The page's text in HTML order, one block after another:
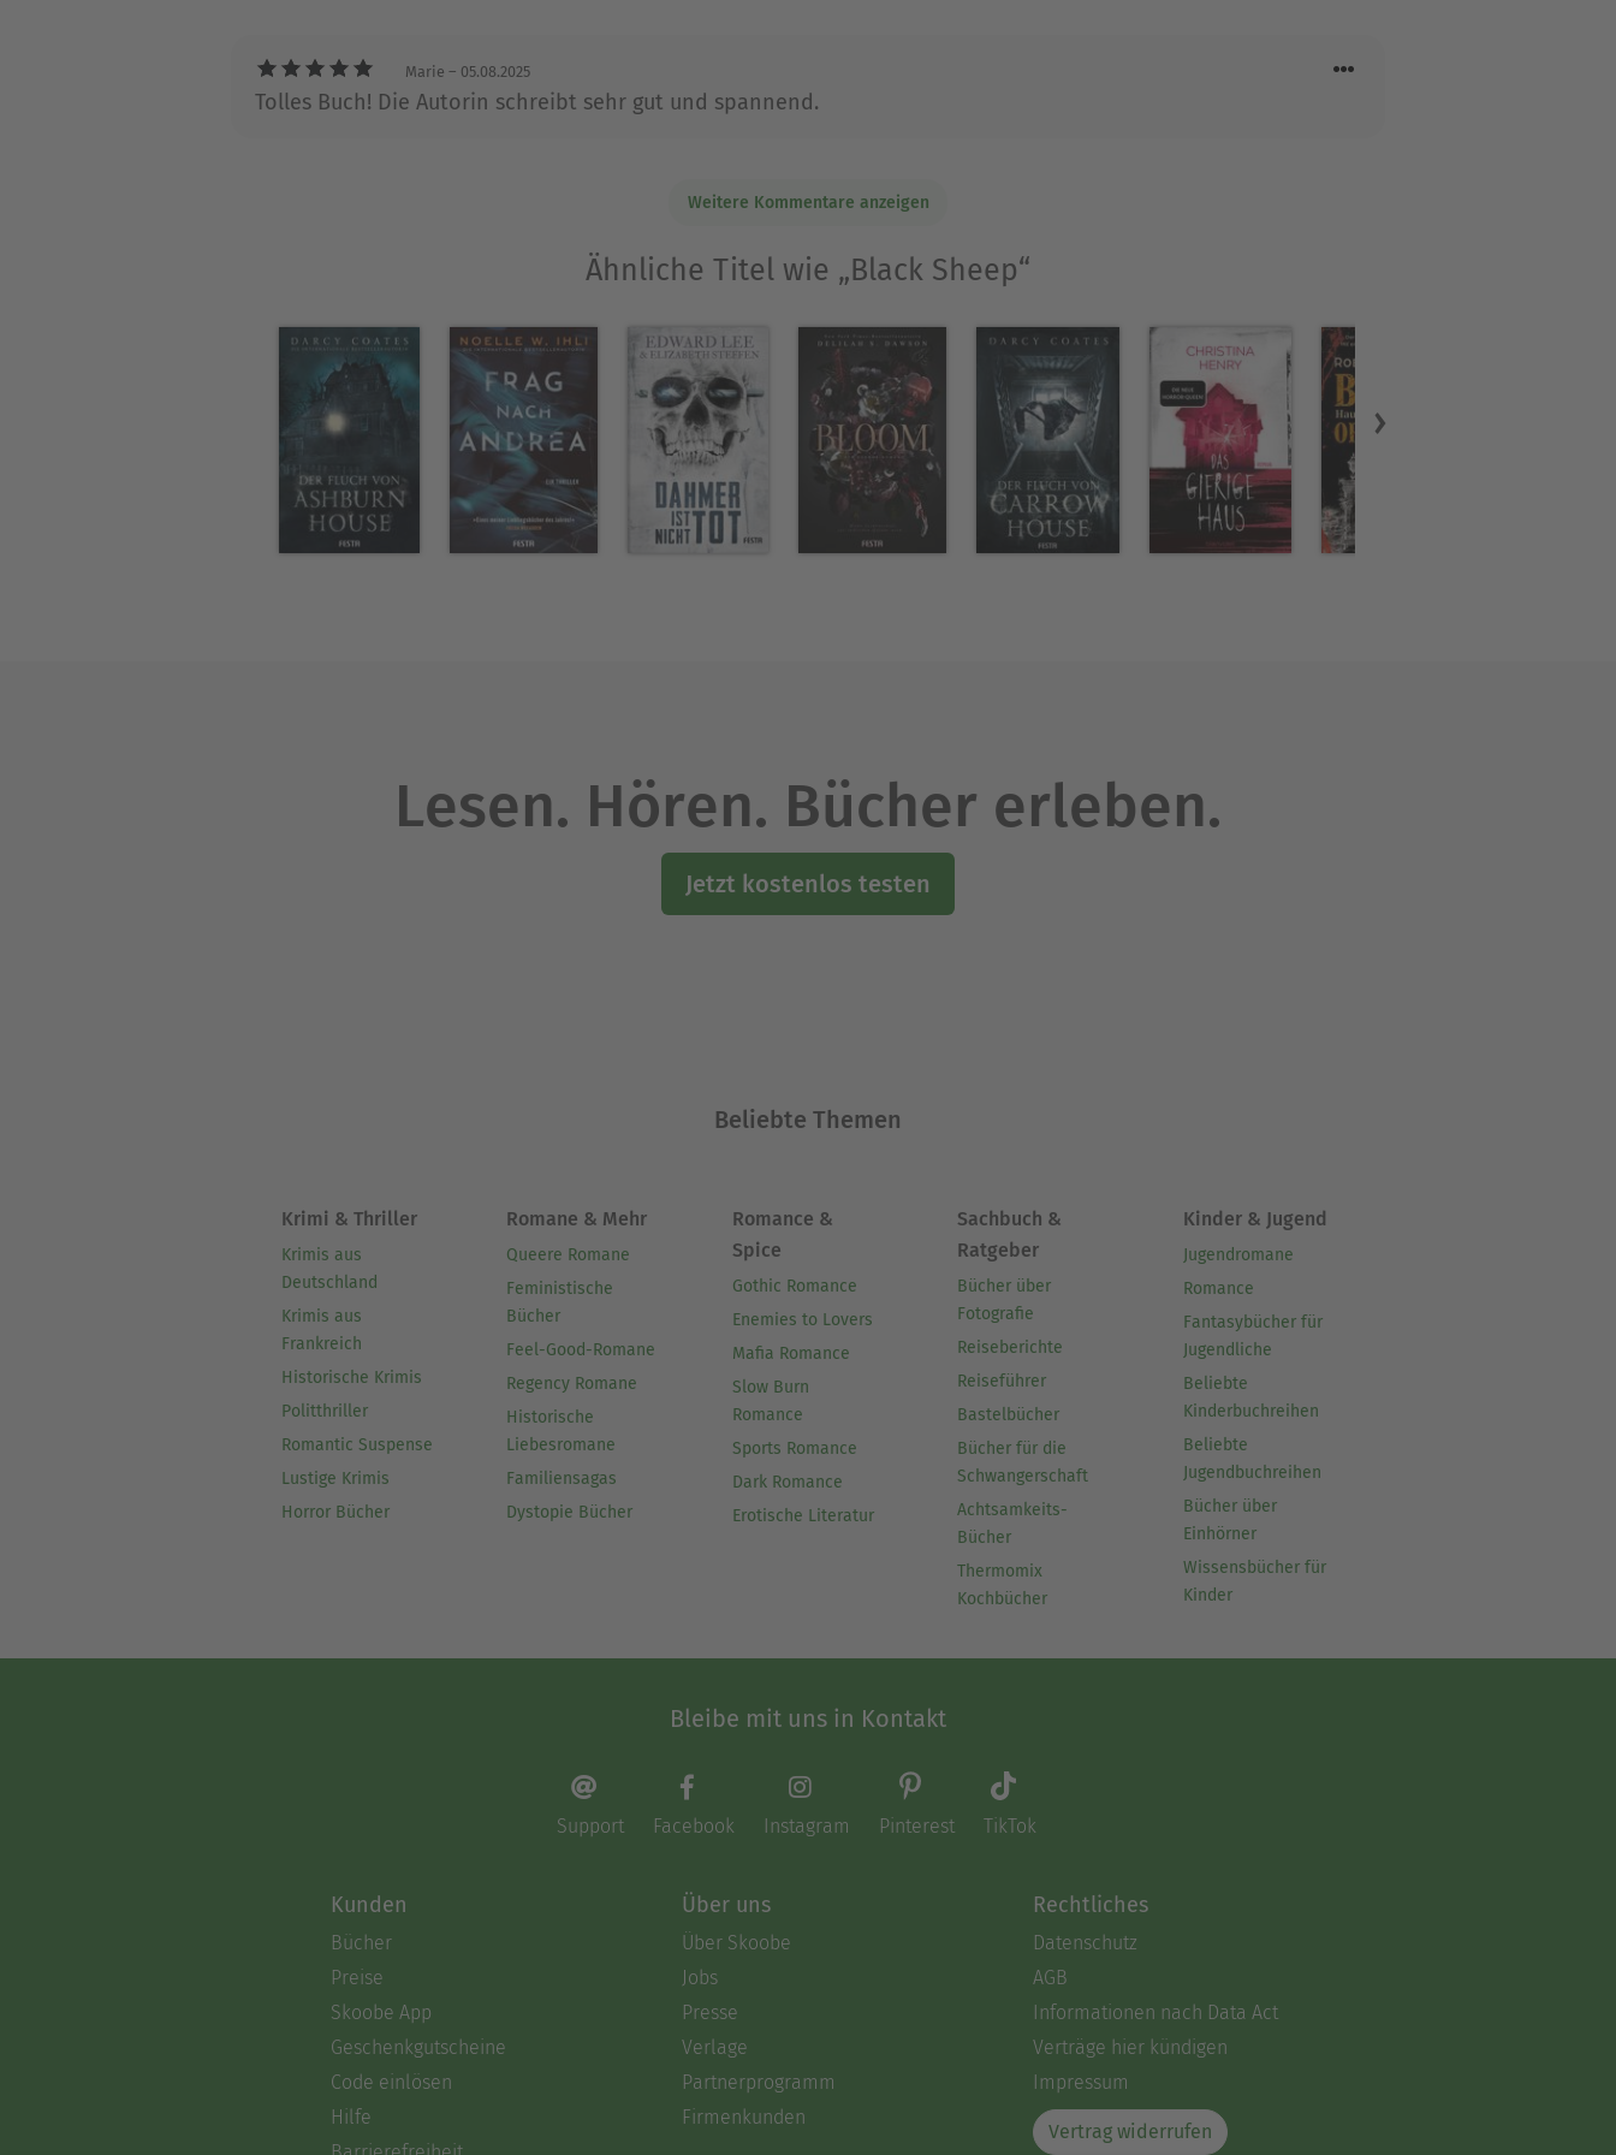
Marie – 05.08.2025
Tolles Buch! Die Autorin schreibt sehr gut und spannend.
Weitere Kommentare anzeigen
Ähnliche Titel wie „Black Sheep“
Lesen. Hören. Bücher erleben.
Jetzt kostenlos testen
Beliebte Themen
Krimi & Thriller
Krimis aus
Deutschland
Krimis aus
Frankreich
Historische Krimis
Politthriller
Romantic Suspense
Lustige Krimis
Horror Bücher
Romane & Mehr
Queere Romane
Feministische
Bücher
Feel-Good-Romane
Regency Romane
Historische
Liebesromane
Familiensagas
Dystopie Bücher
Romance &
Spice
Gothic Romance
Enemies to Lovers
Mafia Romance
Slow Burn
Romance
Sports Romance
Dark Romance
Erotische Literatur
Sachbuch &
Ratgeber
Bücher über
Fotografie
Reiseberichte
Reiseführer
Bastelbücher
Bücher für die
Schwangerschaft
Achtsamkeits-
Bücher
Thermomix
Kochbücher
Kinder & Jugend
Jugendromane
Romance
Fantasybücher für
Jugendliche
Beliebte
Kinderbuchreihen
Beliebte
Jugendbuchreihen
Bücher über
Einhörner
Wissensbücher für
Kinder
Bleibe mit uns in Kontakt
Support Facebook Instagram Pinterest TikTok
Kunden
Bücher
Preise
Skoobe App
Geschenkgutscheine
Code einlösen
Hilfe
Über uns
Über Skoobe
Jobs
Presse
Verlage
Partnerprogramm
Firmenkunden
Rechtliches
Datenschutz
AGB
Informationen nach Data Act
Verträge hier kündigen
Impressum
Vertrag widerrufen